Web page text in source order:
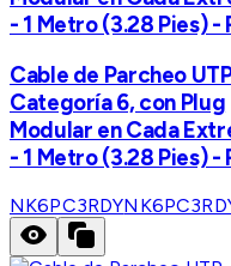
- 1 Metro (3.28 Pies) -
Cable de Parcheo
Categoría 6, con Plug
Modular en Cada
- 1 Metro (3.28 Pies) -
NK6PC3RDY